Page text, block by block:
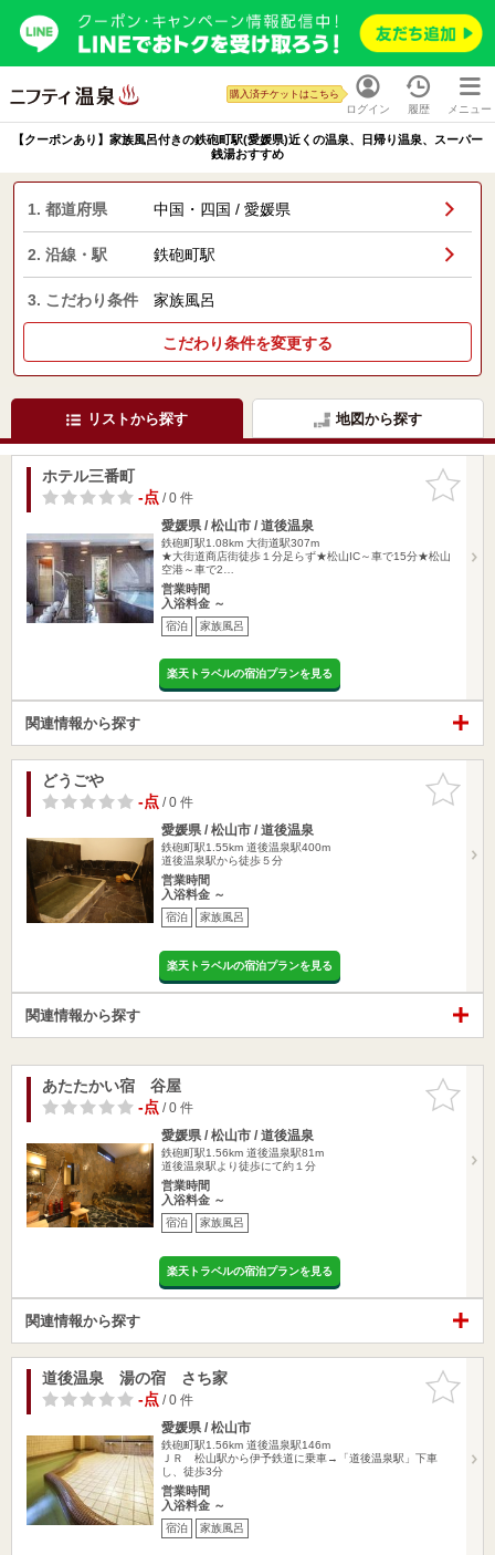
ログイン
購入済チケットはこちら
履歴 メニュー
【クーポンあり】家族風呂付きの鉄砲町駅(愛媛県)近くの温泉、日帰り温泉、スーパー
銭湯おすすめ
1. 都道府県 中国・四国 / 愛媛県
2. 沿線・駅 鉄砲町駅
3. こだわり条件 家族風呂
こだわり条件を変更する
リストから探す 地図から探す
お気に入
りに追加
ホテル三番町
-点/ 0 件
愛媛県 / 松山市 / 道後温泉
鉄砲町駅1.08km 大街道駅307m
★大街道商店街徒歩１分足らず★松山IC～車で15分★松山
空港～車で2…
営業時間
入浴料金 ～
宿泊 家族風呂
楽天トラベルの宿泊プランを見る
関連情報から探す
お気に入
りに追加
どうごや
-点/ 0 件
愛媛県 / 松山市 / 道後温泉
鉄砲町駅1.55km 道後温泉駅400m
道後温泉駅から徒歩５分
営業時間
入浴料金 ～
宿泊 家族風呂
楽天トラベルの宿泊プランを見る
関連情報から探す
お気に入
りに追加
あたたかい宿 谷屋
-点/ 0 件
愛媛県 / 松山市 / 道後温泉
鉄砲町駅1.56km 道後温泉駅81m
道後温泉駅より徒歩にて約１分
営業時間
入浴料金 ～
宿泊 家族風呂
楽天トラベルの宿泊プランを見る
関連情報から探す
お気に入
りに追加
道後温泉 湯の宿 さち家
-点/ 0 件
愛媛県 / 松山市
鉄砲町駅1.56km 道後温泉駅146m
ＪＲ 松山駅から伊予鉄道に乗車→「道後温泉駅」下車
し、徒歩3分
営業時間
入浴料金 ～
宿泊 家族風呂